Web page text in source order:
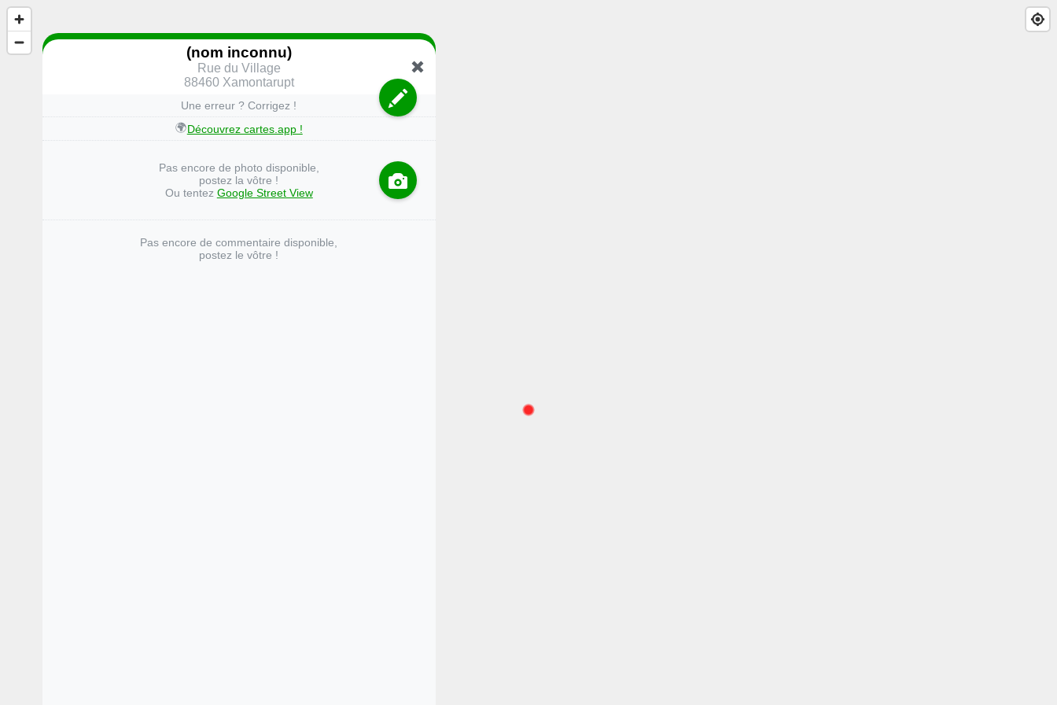
(nom inconnu)
Rue du Village
88460 Xamontarupt
Une erreur ? Corrigez !
🌍Découvrez cartes.app !
Pas encore de photo disponible,
postez la vôtre !
Ou tentez Google Street View
Pas encore de commentaire disponible,
postez le vôtre !